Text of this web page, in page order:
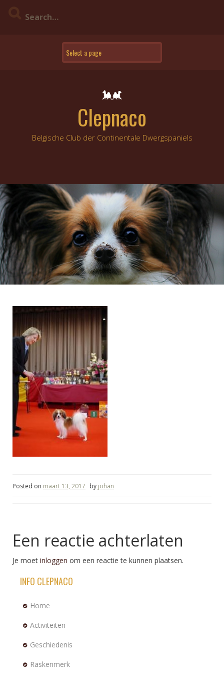
Clepnaco
Belgische Club der Continentale Dwergspaniels
Posted on maart 13, 2017 by johan
Een reactie achterlaten
Je moet inloggen om een reactie te kunnen plaatsen.
INFO CLEPNACO
Home
Activiteiten
Geschiedenis
Raskenmerk